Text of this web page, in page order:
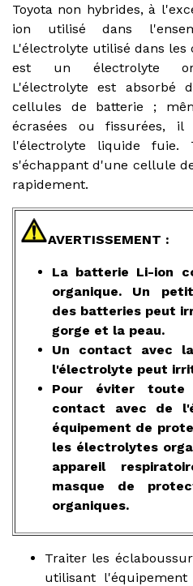
Toyota non hybrides, à
ion utilisé dans
L'électrolyte utilisé dans
est un électrolyte
L'électrolyte est absorbé
cellules de batterie ;
écrasées ou fissurées,
l'électrolyte liquide fuie.
s'échappant d'une cellule
rapidement.
AVERTISSEMENT :
La batterie Li-ion
organique. Un
des batteries peut
gorge et la peau.
Un contact avec
l'électrolyte peut
Pour éviter
contact avec de
équipement de
les électrolytes
appareil
masque de
organiques.
Traiter les
utilisant